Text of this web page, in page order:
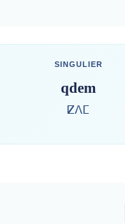
SINGULIER
qdem
ⵇⴷⵎ